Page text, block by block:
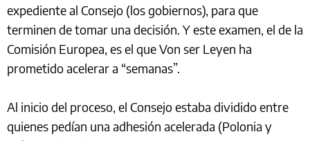
expediente al Consejo (los gobiernos), para que
terminen de tomar una decisión. Y este examen, el de la
Comisión Europea, es el que Von ser Leyen ha
prometido acelerar a “semanas”.
Al inicio del proceso, el Consejo estaba dividido entre
quienes pedían una adhesión acelerada (Polonia y